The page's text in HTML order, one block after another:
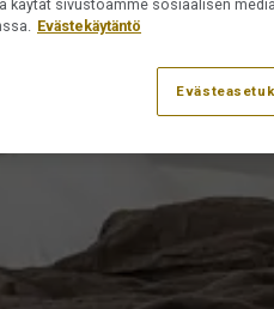
käytät sivustoamme sosiaalisen
Evästekäytäntö